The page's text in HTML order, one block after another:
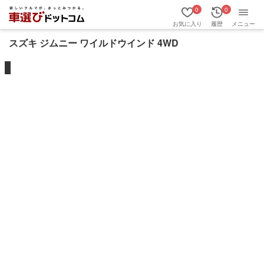
お気に入り
0
履歴
0
メニュー
スズキ ジムニー ワイルドウインド 4WD